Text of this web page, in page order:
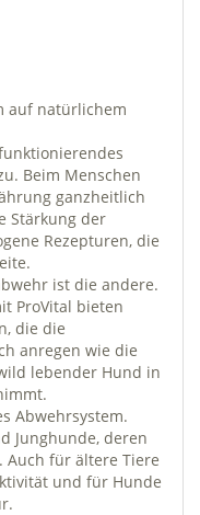
auf natürlichem
Beim Menschen
ganzheitlich
Stärkung der
Rezepturen, die
ist die andere.
ProVital bieten
die die
anregen wie die
lebender Hund in
Abwehrsystem.
Junghunde, deren
Auch für ältere Tiere
und für Hunde